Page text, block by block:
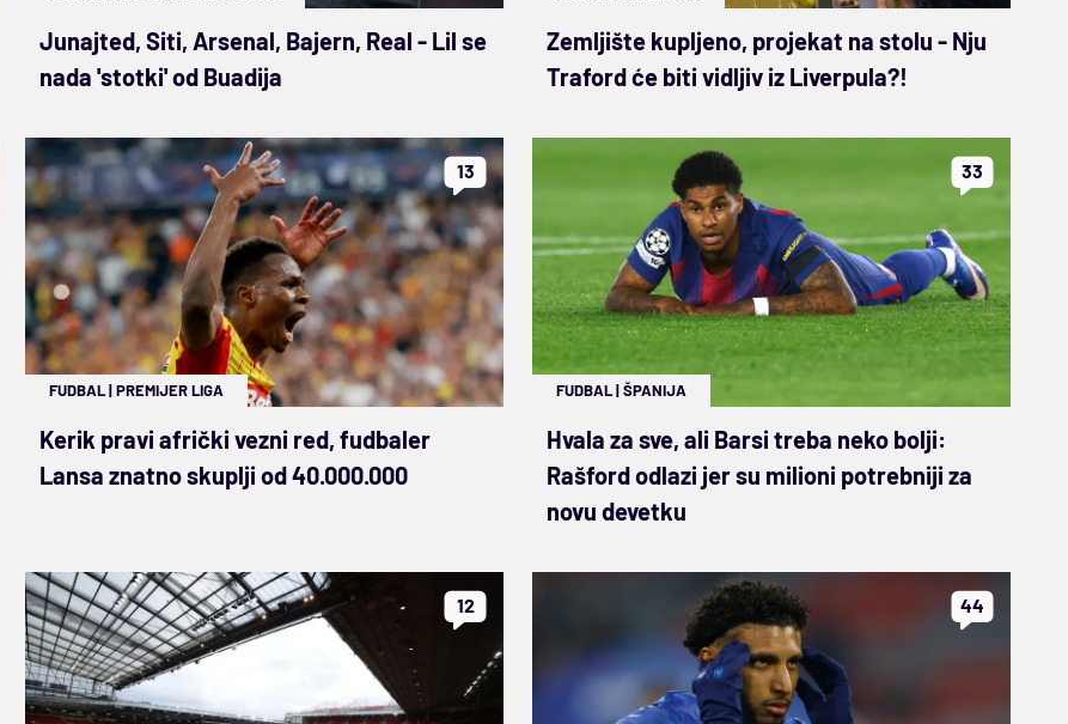
Junajted, Siti, Arsenal, Bajern, Real - Lil se
nada 'stotki' od Buadija
Zemljište kupljeno, projekat na stolu - Nju
Traford će biti vidljiv iz Liverpula?!
13
FUDBAL|PREMIJER LIGA
Kerik pravi afrički vezni red, fudbaler
Lansa znatno skuplji od 40.000.000
33
FUDBAL|ŠPANIJA
Hvala za sve, ali Barsi treba neko bolji:
Rašford odlazi jer su milioni potrebniji za
novu devetku
12 44